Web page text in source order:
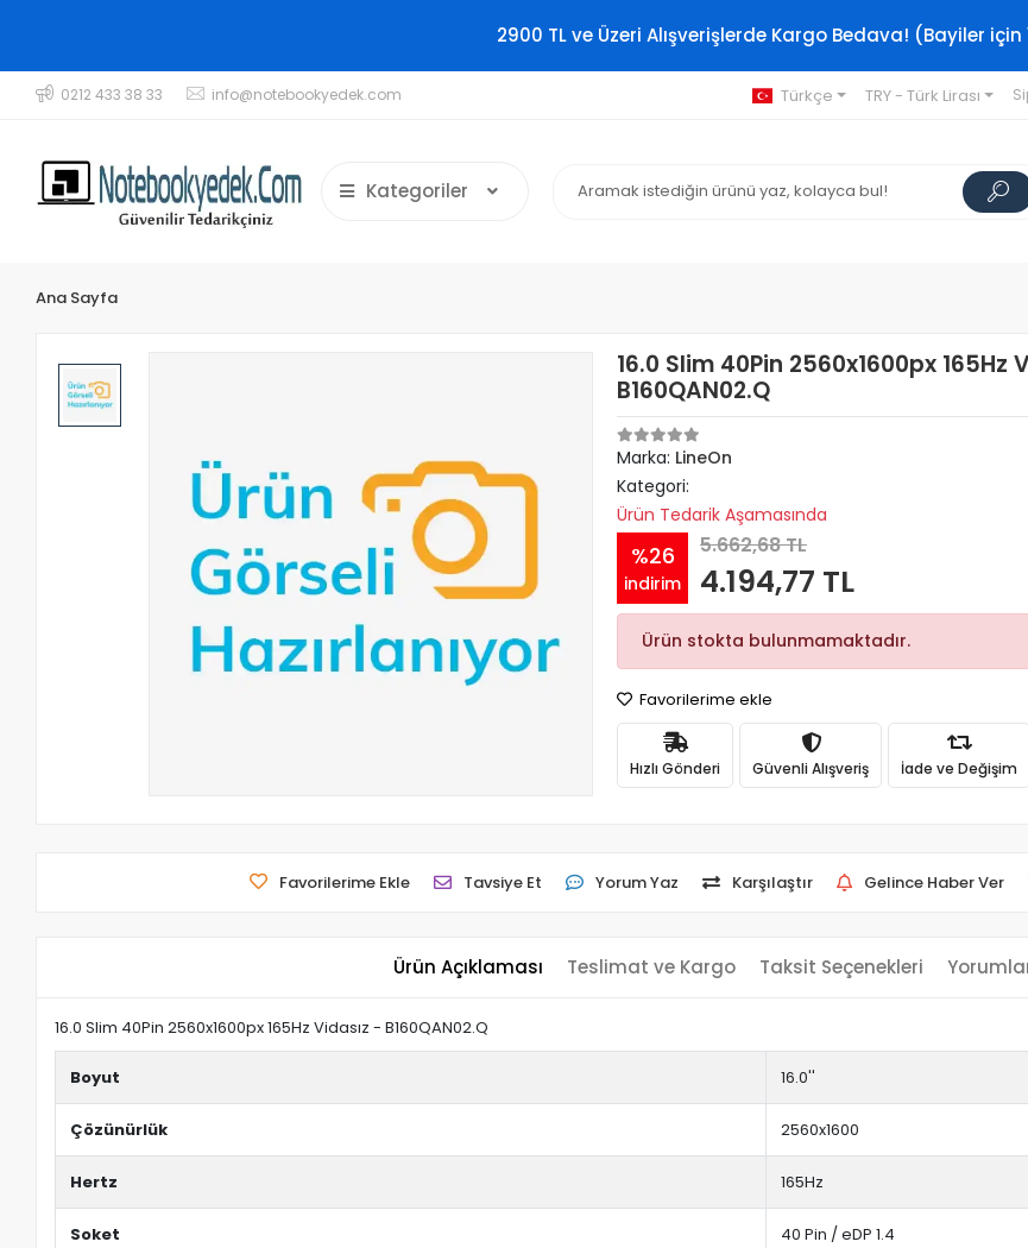
2900 TL ve Üzeri Alışverişlerde Kargo Bedava! (Bayiler için
0212 433 38 33 info@notebookyedek.com Türkçe TRY - Türk Lirası
Kategoriler
Ana Sayfa
16.0 Slim 40Pin 2560x1600px 165Hz
B160QAN02.Q
Marka: LineOn
Kategori:
Ürün Tedarik Aşamasında
%26
indirim
5.662,68 TL
4.194,77 TL
Ürün stokta bulunmamaktadır.
Favorilerime ekle
Hızlı Gönderi Güvenli Alışveriş İade ve Değişim
Favorilerime Ekle Tavsiye Et Yorum Yaz Karşılaştır Gelince Haber Ver
Ürün Açıklaması Teslimat ve Kargo Taksit Seçenekleri
16.0 Slim 40Pin 2560x1600px 165Hz Vidasız - B160QAN02.Q
Boyut 16.0''
Çözünürlük 2560x1600
Hertz 165Hz
Soket 40 Pin / eDP 1.4